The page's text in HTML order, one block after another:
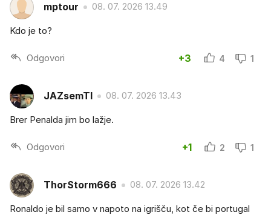
mptour 08. 07. 2026 13.49
Kdo je to?
Odgovori +3 4 1
JAZsemTI 08. 07. 2026 13.43
Brer Penalda jim bo lažje.
Odgovori +1 2 1
ThorStorm666 08. 07. 2026 13.42
Ronaldo je bil samo v napoto na igrišču, kot če bi portugal